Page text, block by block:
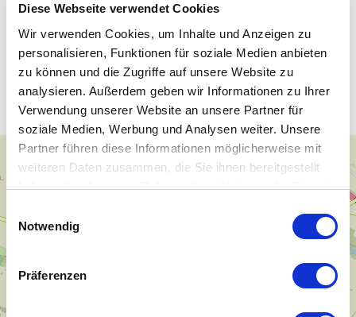
Diese Webseite verwendet Cookies
Wir verwenden Cookies, um Inhalte und Anzeigen zu
personalisieren, Funktionen für soziale Medien anbieten
zu können und die Zugriffe auf unsere Website zu
analysieren. Außerdem geben wir Informationen zu Ihrer
Verwendung unserer Website an unsere Partner für
soziale Medien, Werbung und Analysen weiter. Unsere
Partner führen diese Informationen möglicherweise mit
weiteren Daten zusammen, die Sie ihnen bereitgestellt
haben oder die sie im Rahmen Ihrer Nutzung der Dienste
Notwendig
Präferenzen
Unsere WLAN-Hotspots in Alsleben
/ Saale
+